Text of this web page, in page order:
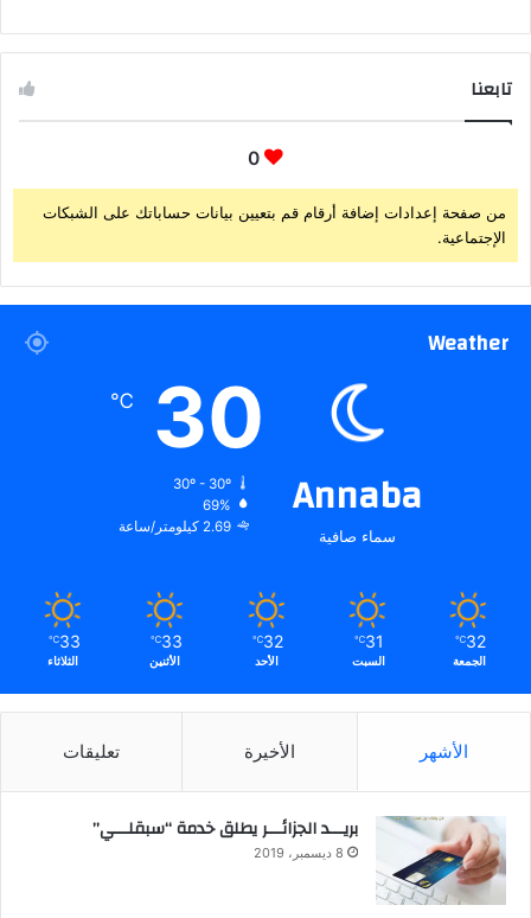
تابعنا
0
من صفحة إعدادات إضافة أرقام قم بتعيين بيانات حساباتك على الشبكات
الإجتماعية.
Weather
Annaba
سماء صافية
30
℃
30º - 30º
69%
2.69 كيلومتر/ساعة
32
℃
الجمعة
31
℃
السبت
32
℃
الأحد
33
℃
الأثنين
33
℃
الثلاثاء
الأشهر الأخيرة تعليقات
بريـــد الجزائـــر يطلق خدمة “سبقلـــي”
8 ديسمبر، 2019